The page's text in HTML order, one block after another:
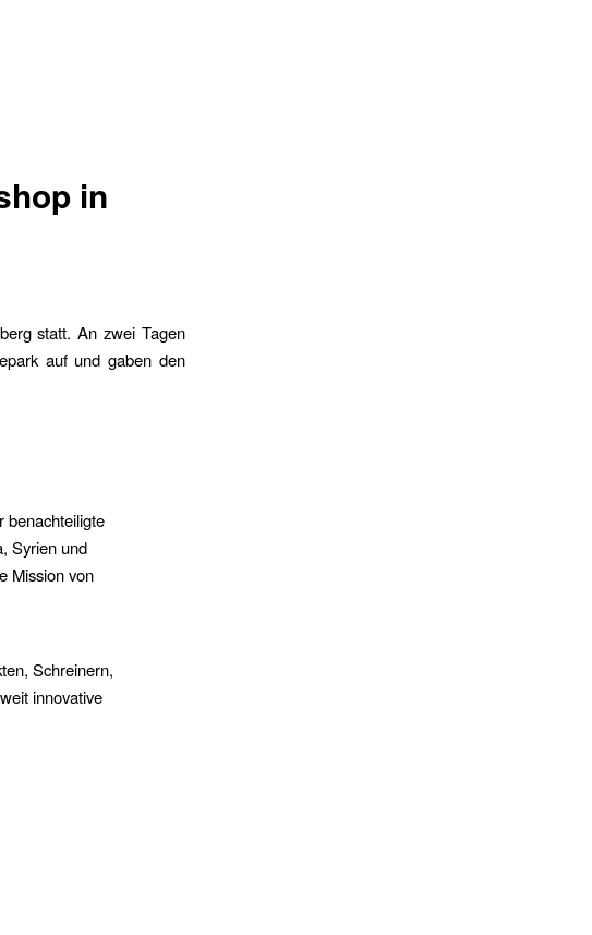
in
statt. An zwei Tagen
auf und gaben den
benachteiligte
Syrien und
Mission von
Schreinern,
innovative